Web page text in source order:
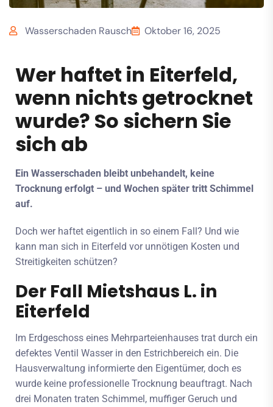
Wasserschaden Rausch Oktober 16, 2025
Wer haftet in Eiterfeld,
wenn nichts getrocknet
wurde? So sichern Sie
sich ab
Ein Wasserschaden bleibt unbehandelt, keine
Trocknung erfolgt – und Wochen später tritt Schimmel
auf.
Doch wer haftet eigentlich in so einem Fall? Und wie
kann man sich in Eiterfeld vor unnötigen Kosten und
Streitigkeiten schützen?
Der Fall Mietshaus L. in
Eiterfeld
Im Erdgeschoss eines Mehrparteienhauses trat durch ein
defektes Ventil Wasser in den Estrichbereich ein. Die
Hausverwaltung informierte den Eigentümer, doch es
wurde keine professionelle Trocknung beauftragt. Nach
drei Monaten traten Schimmel, muffiger Geruch und